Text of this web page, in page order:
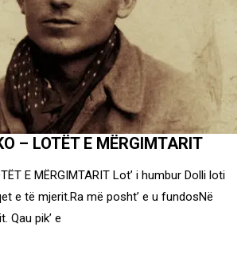
– LOTËT E MËRGIMTARIT
E MËRGIMTARIT Lot’ i humbur Dolli loti
e të mjerit.Ra më posht’ e u fundosNë
Qau pik’ e